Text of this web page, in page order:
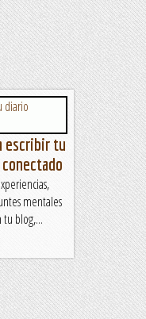
escribir tu
mentales
tu blog,...